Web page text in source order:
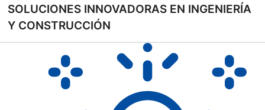
SOLUCIONES INNOVADORAS EN INGENIERÍA
Y CONSTRUCCIÓN